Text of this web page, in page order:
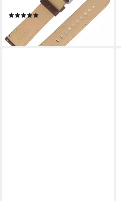
Braun FS-4813 LB-FS4813
38,99 €
lieferbar - in 2-3 Werktagen bei dir